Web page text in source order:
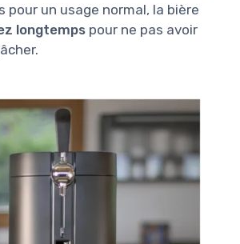
pour un usage normal, la bière
longtemps pour ne pas avoir